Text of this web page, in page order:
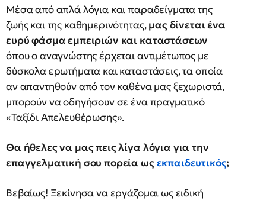
Μέσα από απλά λόγια και παραδείγματα της
ζωής και της καθημερινότητας,μας δίνεται ένα
ευρύ φάσμα εμπειριών και καταστάσεων
όπου ο αναγνώστης έρχεται αντιμέτωπος με
δύσκολα ερωτήματα και καταστάσεις, τα οποία
αν απαντηθούν από τον καθένα μας ξεχωριστά,
μπορούν να οδηγήσουν σε ένα πραγματικό
«Ταξίδι Απελευθέρωσης».
Θα ήθελες να μας πεις λίγα λόγια για την
επαγγελματική σου πορεία ωςεκπαιδευτικός;
Βεβαίως! Ξεκίνησα να εργάζομαι ως ειδική